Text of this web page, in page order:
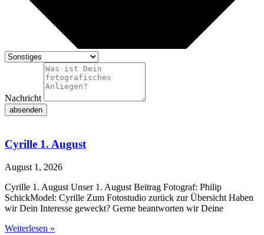
Nachricht
absenden
Cyrille 1. August
August 1, 2026
Cyrille 1. August Unser 1. August Beitrag Fotograf: Philip
SchickModel: Cyrille Zum Fotostudio zurück zur Übersicht Haben
wir Dein Interesse geweckt? Gerne beantworten wir Deine
Weiterlesen »